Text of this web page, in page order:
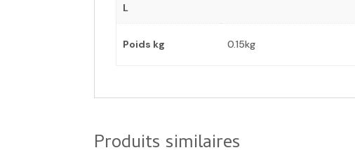
L
Poids kg 0.15kg
Produits similaires